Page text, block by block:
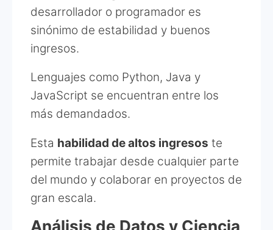
desarrollador o programador es
sinónimo de estabilidad y buenos
ingresos.
Lenguajes como Python, Java y
JavaScript se encuentran entre los
más demandados.
Esta habilidad de altos ingresos te
permite trabajar desde cualquier parte
del mundo y colaborar en proyectos de
gran escala.
Análisis de Datos y Ciencia